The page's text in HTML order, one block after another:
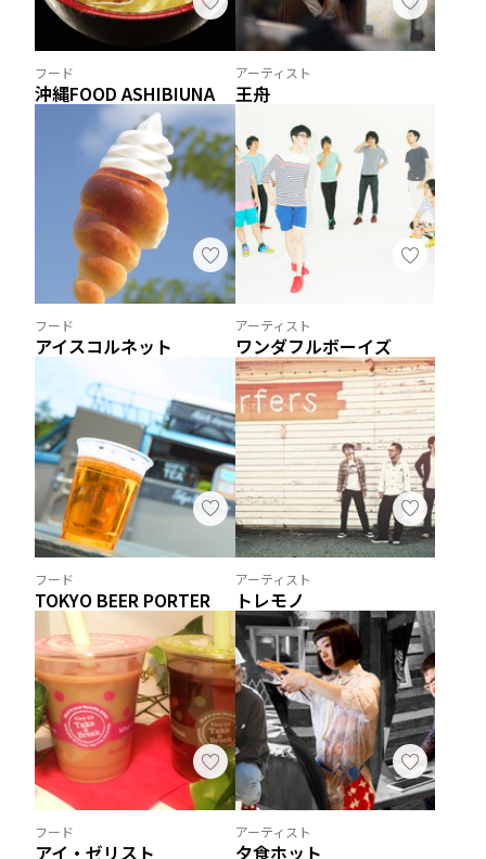
フード
沖縄FOOD ASHIBIUNA
アーティスト
王舟
フード
アイスコルネット
アーティスト
ワンダフルボーイズ
フード
TOKYO BEER PORTER
アーティスト
トレモノ
フード
アイ・ゼリスト
アーティスト
夕食ホット